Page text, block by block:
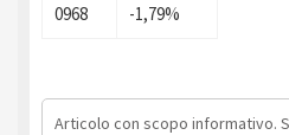
0968 -1,79%
Articolo con scopo informativo.